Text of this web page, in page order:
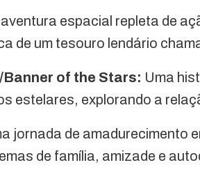
espacial repleta de
de um tesouro lendário
of the Stars: Uma
estelares, explorando a
jornada de amadurecimento
de família, amizade e